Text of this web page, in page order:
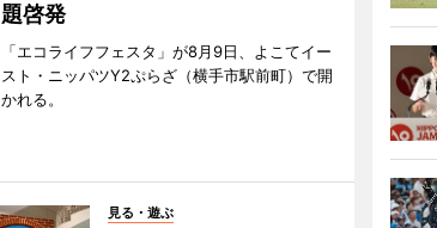
題啓発
「エコライフフェスタ」が8月9日、よこてイー
スト・ニッパツY2ぷらざ（横手市駅前町）で開
かれる。
見る・遊ぶ